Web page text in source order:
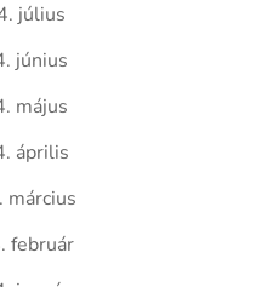
július
június
május
április
március
február